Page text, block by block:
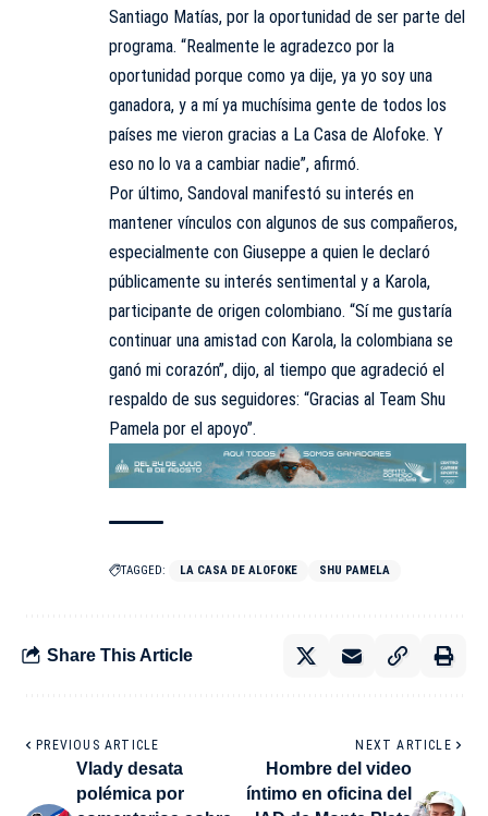
Santiago Matías, por la oportunidad de ser parte del
programa. “Realmente le agradezco por la
oportunidad porque como ya dije, ya yo soy una
ganadora, y a mí ya muchísima gente de todos los
países me vieron gracias a La Casa de Alofoke. Y
eso no lo va a cambiar nadie”, afirmó.
Por último, Sandoval manifestó su interés en
mantener vínculos con algunos de sus compañeros,
especialmente con Giuseppe a quien le declaró
públicamente su interés sentimental y a Karola,
participante de origen colombiano. “Sí me gustaría
continuar una amistad con Karola, la colombiana se
ganó mi corazón”, dijo, al tiempo que agradeció el
respaldo de sus seguidores: “Gracias al Team Shu
Pamela por el apoyo”.
TAGGED: LA CASA DE ALOFOKE SHU PAMELA
Share This Article
PREVIOUS ARTICLE
Vlady desata
polémica por
NEXT ARTICLE
Hombre del video
íntimo en oficina del